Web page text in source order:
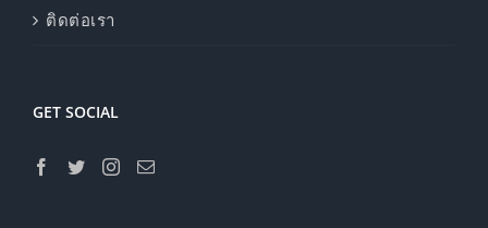
ติดต่อเรา
GET SOCIAL